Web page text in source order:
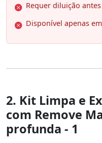
Requer diluição
Disponível apenas
2. Kit Limpa e
com Remove
profunda - 1